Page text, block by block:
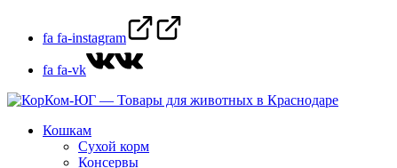
fa fa-instagram
fa fa-vk
Кошкам
Сухой корм
Консервы